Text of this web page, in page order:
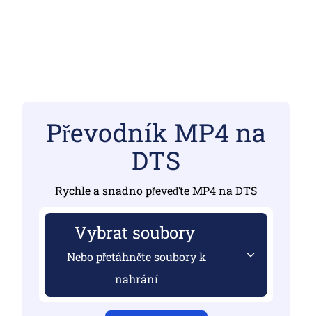
Převodník MP4 na
DTS
Rychle a snadno převeďte MP4 na DTS
Vybrat soubory
Nebo přetáhněte soubory k
nahrání